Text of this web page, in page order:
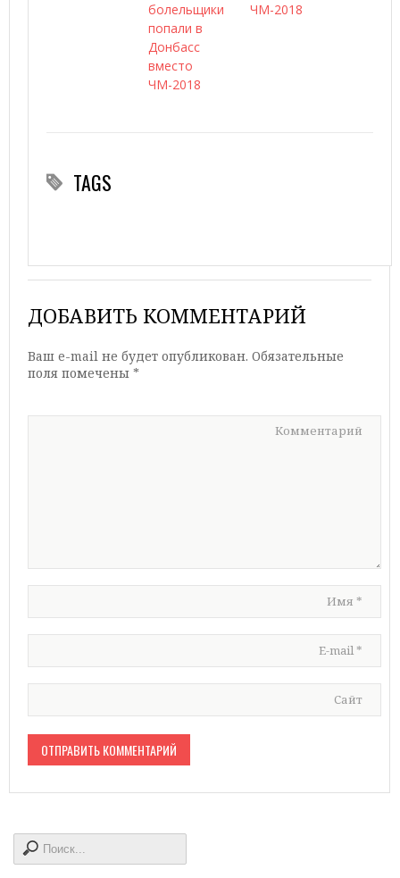
болельщики
попали в
Донбасс
вместо
ЧМ-2018
ЧМ-2018
TAGS
ДОБАВИТЬ КОММЕНТАРИЙ
Ваш e-mail не будет опубликован. Обязательные
поля помечены *
Комментарий
Имя*
E-mail*
Сайт